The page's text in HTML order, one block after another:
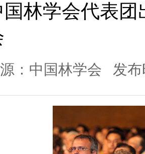
国林学会代表
：中国林学会 发布